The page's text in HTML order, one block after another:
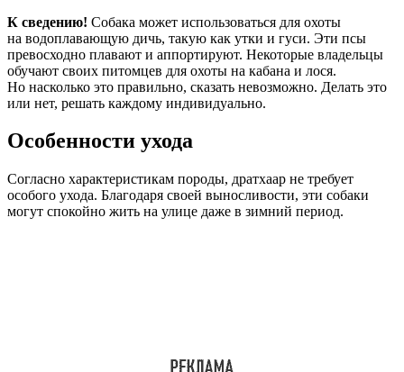
К сведению! Собака может использоваться для охоты
на водоплавающую дичь, такую как утки и гуси. Эти псы
превосходно плавают и аппортируют. Некоторые владельцы
обучают своих питомцев для охоты на кабана и лося.
Но насколько это правильно, сказать невозможно. Делать это
или нет, решать каждому индивидуально.
Особенности ухода
Согласно характеристикам породы, дратхаар не требует
особого ухода. Благодаря своей выносливости, эти собаки
могут спокойно жить на улице даже в зимний период.